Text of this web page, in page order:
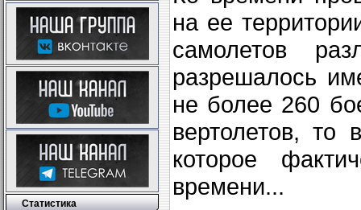
Статистика
на ее
самолетов
разрешалось
не более 260
вертолетов, то
которое
времени...